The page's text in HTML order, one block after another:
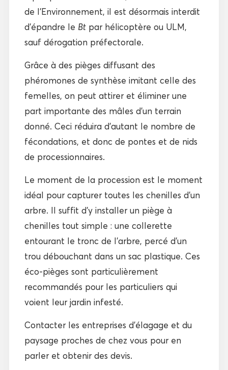
de l’Environnement, il est désormais interdit
d’épandre le Btpar hélicoptère ou ULM,
sauf dérogation préfectorale.
Grâce à des pièges diffusant des
phéromones de synthèse imitant celle des
femelles, on peut attirer et éliminer une
part importante des mâles d’un terrain
donné. Ceci réduira d’autant le nombre de
fécondations, et donc de pontes et de nids
de processionnaires.
Le moment de la procession est le moment
idéal pour capturer toutes les chenilles d’un
arbre. Il suffit d’y installer un piège à
chenilles tout simple : une collerette
entourant le tronc de l’arbre, percé d’un
trou débouchant dans un sac plastique. Ces
éco-pièges sont particulièrement
recommandés pour les particuliers qui
voient leur jardin infesté.
Contacter les entreprises d’élagage et du
paysage proches de chez vous pour en
parler et obtenir des devis.